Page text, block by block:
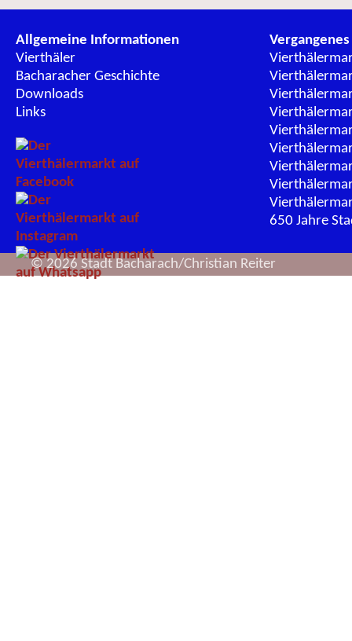
Allgemeine Informationen
Vierthäler
Bacharacher Geschichte
Downloads
Links
Vergangenes
650 Jahre
© 2026 Stadt Bacharach/Christian Reiter